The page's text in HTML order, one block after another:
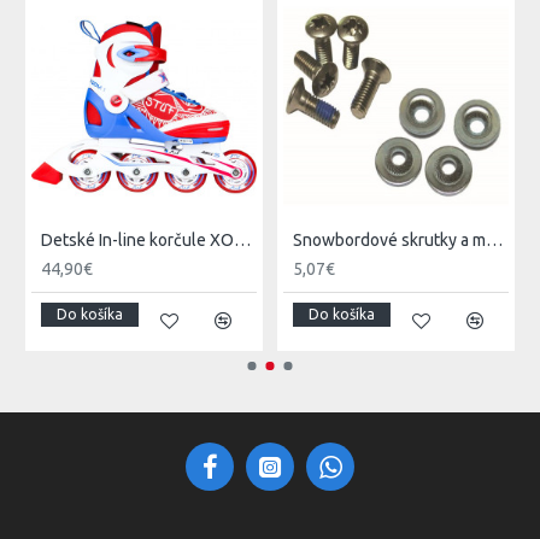
Detské In-line korčule XOOM 1 - STUF
44,90€
Do košíka
Snowbordové skrutky a matičky
5,07€
Do košíka